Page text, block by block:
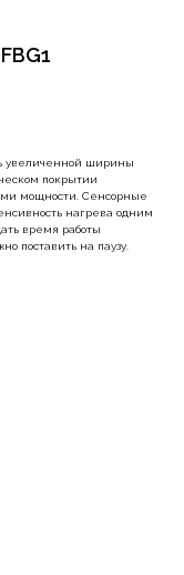
увеличенной ширины
покрытии
мощности. Сенсорные
нагрева одним
время работы
поставить на паузу.